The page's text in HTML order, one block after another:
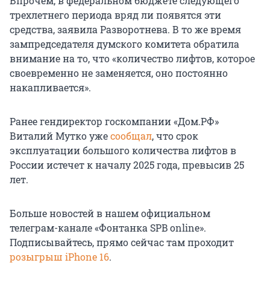
трехлетнего периода вряд ли появятся эти
средства, заявила Разворотнева. В то же время
зампредседателя думского комитета обратила
внимание на то, что «количество лифтов, которое
своевременно не заменяется, оно постоянно
накапливается».
Ранее гендиректор госкомпании «Дом.РФ»
Виталий Мутко ужесообщал, что срок
эксплуатации большого количества лифтов в
России истечет к началу 2025 года, превысив 25
лет.
Больше новостей в нашем официальном
телеграм-канале «Фонтанка SPB online».
Подписывайтесь, прямо сейчас там проходит
розыгрыш iPhone 16.